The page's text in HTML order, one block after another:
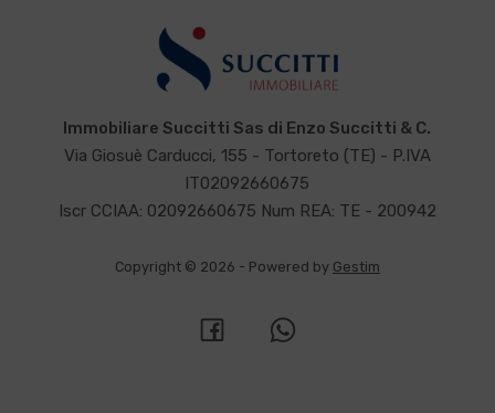
Immobiliare Succitti Sas di Enzo Succitti & C.
Via Giosuè Carducci, 155 - Tortoreto (TE) - P.IVA
IT02092660675
Iscr CCIAA: 02092660675 Num REA: TE - 200942
Copyright © 2026 - Powered by Gestim